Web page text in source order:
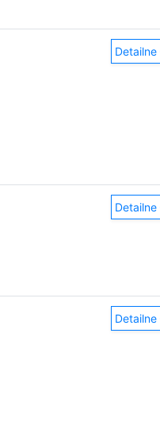
Detailne
Detailne
Detailne